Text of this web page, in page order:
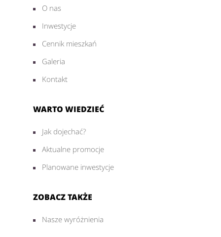
O nas
Inwestycje
Cennik mieszkań
Galeria
Kontakt
WARTO WIEDZIEĆ
Jak dojechać?
Aktualne promocje
Planowane inwestycje
ZOBACZ TAKŻE
Nasze wyróżnienia